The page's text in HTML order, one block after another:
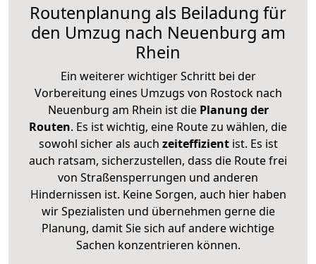
Routenplanung als Beiladung für
den Umzug nach Neuenburg am
Rhein
Ein weiterer wichtiger Schritt bei der
Vorbereitung eines Umzugs von Rostock nach
Neuenburg am Rhein ist diePlanung der
Routen. Es ist wichtig, eine Route zu wählen, die
sowohl sicher als auch zeiteffizientist. Es ist
auch ratsam, sicherzustellen, dass die Route frei
von Straßensperrungen und anderen
Hindernissen ist. Keine Sorgen, auch hier haben
wir Spezialisten und übernehmen gerne die
Planung, damit Sie sich auf andere wichtige
Sachen konzentrieren können.